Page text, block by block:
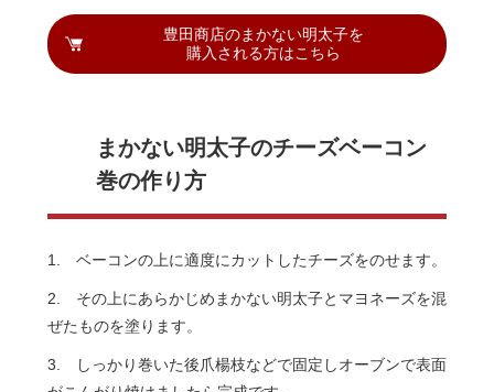
豊田商店のまかない明太子を
購入される方はこちら
まかない明太子のチーズベーコン
巻の作り方
1. ベーコンの上に適度にカットしたチーズをのせます。
2. その上にあらかじめまかない明太子とマヨネーズを混
ぜたものを塗ります。
3. しっかり巻いた後爪楊枝などで固定しオーブンで表面